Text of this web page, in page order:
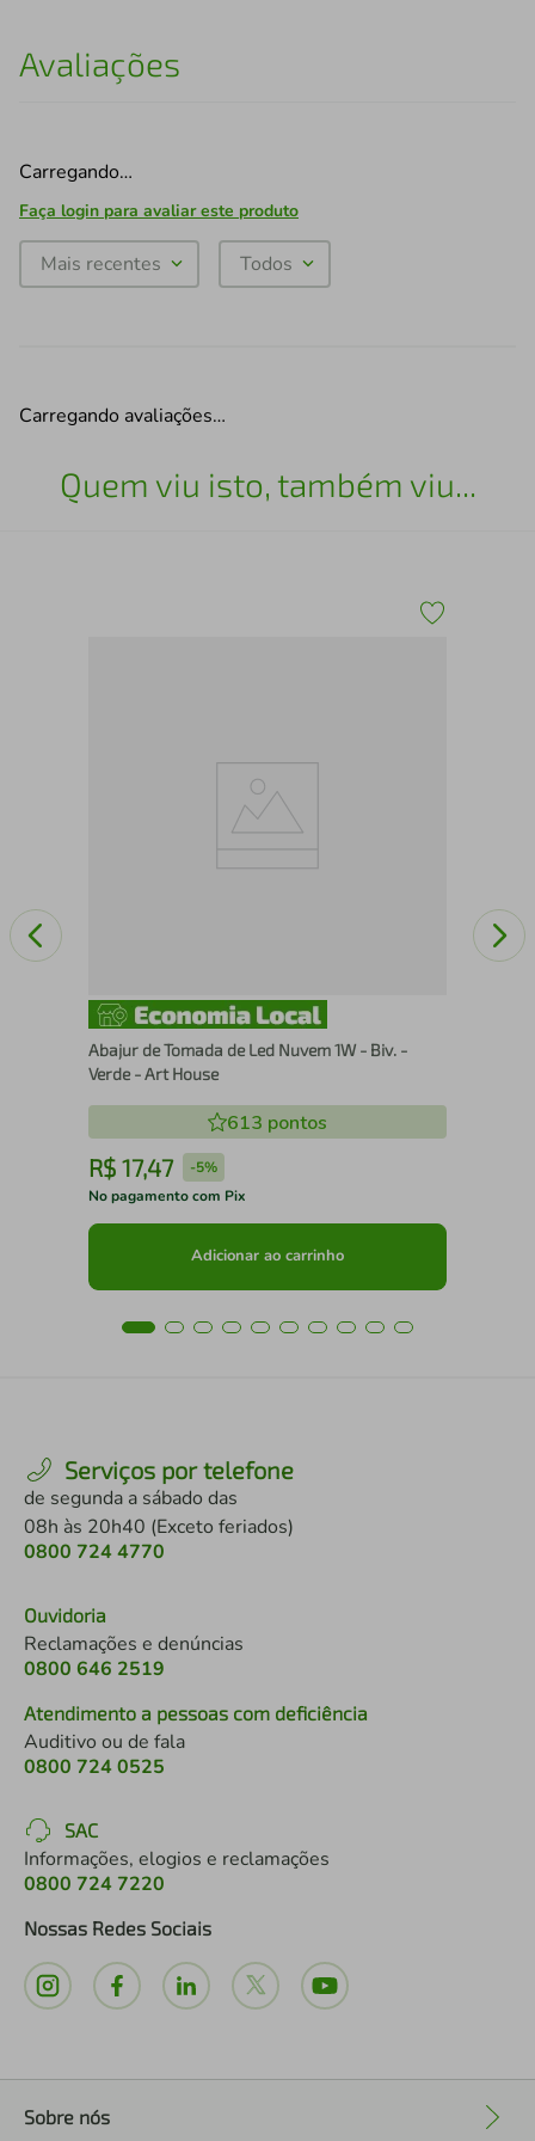
Avaliações
Carregando…
Faça login para avaliar este produto
Mais recentes Todos
Carregando avaliações…
Quem viu isto, também viu...
Abajur de Tomada de Led Nuvem 1W - Biv. -
Verde - Art House
613 pontos
R$ 17,47 -5%
No pagamento com Pix
Adicionar ao carrinho
Serviços por telefone
de segunda a sábado das
08h às 20h40 (Exceto feriados)
0800 724 4770
Ouvidoria
Reclamações e denúncias
0800 646 2519
Atendimento a pessoas com deficiência
Auditivo ou de fala
0800 724 0525
SAC
Informações, elogios e reclamações
0800 724 7220
Nossas Redes Sociais
Sobre nós